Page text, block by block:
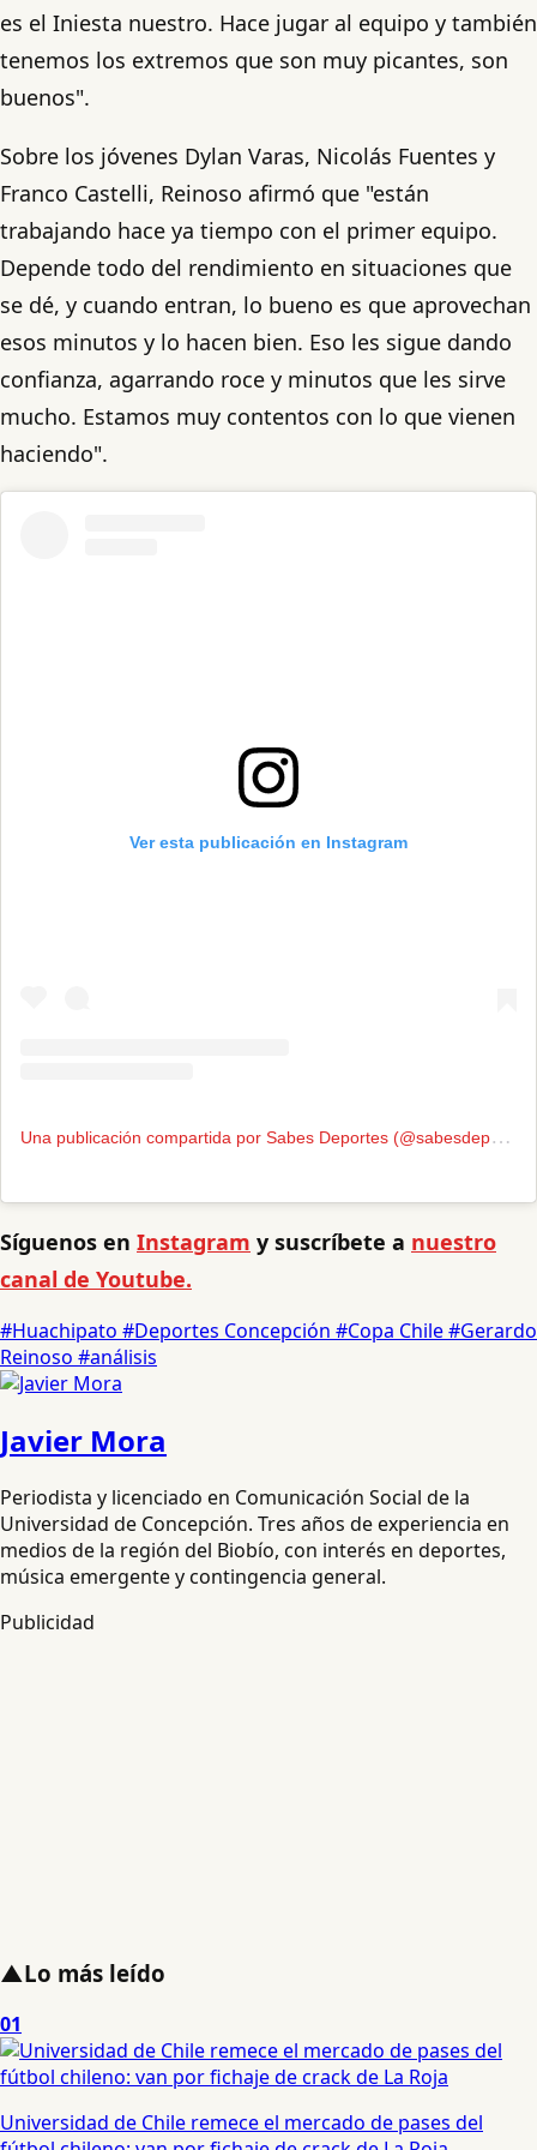
es el Iniesta nuestro. Hace jugar al equipo y también
tenemos los extremos que son muy picantes, son
buenos".
Sobre los jóvenes Dylan Varas, Nicolás Fuentes y
Franco Castelli, Reinoso afirmó que "están
trabajando hace ya tiempo con el primer equipo.
Depende todo del rendimiento en situaciones que
se dé, y cuando entran, lo bueno es que aprovechan
esos minutos y lo hacen bien. Eso les sigue dando
confianza, agarrando roce y minutos que les sirve
mucho. Estamos muy contentos con lo que vienen
haciendo".
Ver esta publicación en Instagram
U
na publicación compartida por Sabes Deportes (@sabesdeportes)
Síguenos en Instagram y suscríbete a nuestro
canal de Youtube.
#Huachipato #Deportes Concepción #Copa Chile#Gerardo
Reinoso #análisis
Javier Mora
Periodista y licenciado en Comunicación Social de la
Universidad de Concepción. Tres años de experiencia en
medios de la región del Biobío, con interés en deportes,
música emergente y contingencia general.
Publicidad
▲Lo más leído
01
Universidad de Chile remece el mercado de pases del